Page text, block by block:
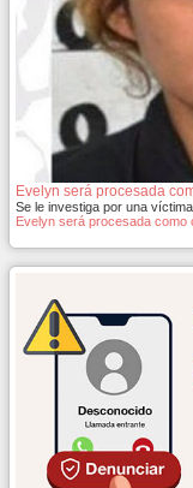
Evelyn será procesada
Se le investiga por una
Evelyn será procesada como